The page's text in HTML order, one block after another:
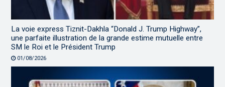
La voie express Tiznit-Dakhla “Donald J. Trump Highway”,
une parfaite illustration de la grande estime mutuelle entre
SM le Roi et le Président Trump
01/08/2026